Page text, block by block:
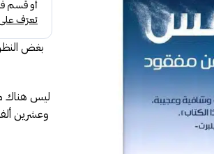
بغض
ليس هناك
وعشرين